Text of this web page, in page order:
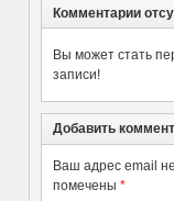
Комментарии
Вы может стать
записи!
Добавить
Ваш адрес email
помечены *